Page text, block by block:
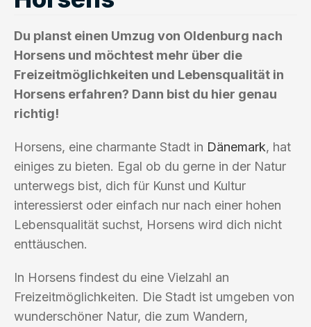
Du planst einen Umzug von Oldenburg nach
Horsens und möchtest mehr über die
Freizeitmöglichkeiten und Lebensqualität in
Horsens erfahren? Dann bist du hier genau
richtig!
Horsens, eine charmante Stadt in Dänemark, hat
einiges zu bieten. Egal ob du gerne in der Natur
unterwegs bist, dich für Kunst und Kultur
interessierst oder einfach nur nach einer hohen
Lebensqualität suchst, Horsens wird dich nicht
enttäuschen.
In Horsens findest du eine Vielzahl an
Freizeitmöglichkeiten. Die Stadt ist umgeben von
wunderschöner Natur, die zum Wandern,